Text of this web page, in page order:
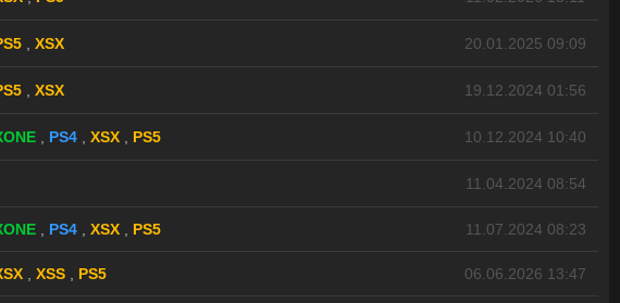
XSX 20.01.2025 09:09
XSX 19.12.2024 01:56
PS4 XSX PS5 10.12.2024 10:40
11.04.2024 08:54
PS4 XSX PS5 11.07.2024 08:23
XSS PS5 06.06.2026 13:47